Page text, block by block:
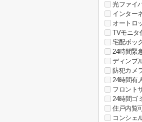
光ファイ
インター
オートロ
TVモニタ
宅配ボッ
24時間緊
ディンプ
防犯カメ
24時間有
フロント
24時間ゴ
住戸内覧
コンシェ